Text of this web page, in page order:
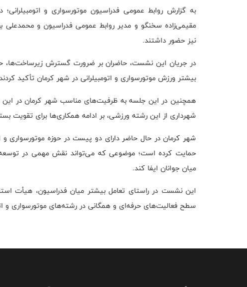
به گزارش روابط عمومی فدراسیون موتورسواری و
مقیمی‌زاده سخنگو و مدیر روابط عمومی فدراسیون و محمدعلی
نیز حضور داشتند.
در جریان این نشست، حاضران بر ضرورت گسترش زیرساخت‌ها،
بیشتر ورزش موتورسواری و اتومبیلرانی در شهر کرمان تأکید
همچنین در این جلسه به ظرفیت‌های مناسب شهر کرمان در این
شهرداری از این رشته ورزشی، بر ادامه همکاری‌ها برای تقویت
شهر کرمان در حال حاضر دارای دو پیست در حوزه موتورسواری و
حمایت کرده است؛ موضوعی که می‌تواند نقش مهمی در توسعه
میان جوانان ایفا کند.
این نشست در راستای تعامل بیشتر میان فدراسیون، هیأت
سطح فعالیت‌های حرفه‌ای و همگانی در رشته‌های موتورسواری و